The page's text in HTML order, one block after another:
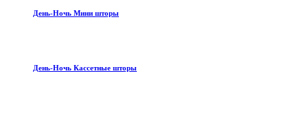
День-Ночь Мини шторы
День-Ночь Кассетные шторы